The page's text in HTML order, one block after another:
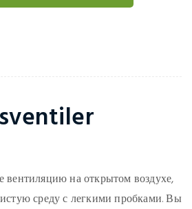
вентиляцию на открытом воздухе,
среду с легкими пробками. Вы